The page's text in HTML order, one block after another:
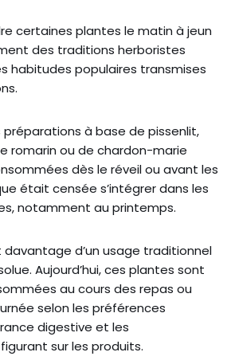
certaines plantes le matin à jeun
des traditions herboristes
habitudes populaires transmises
à base de pissenlit,
romarin ou de chardon-marie
dès le réveil ou avant les
était censée s’intégrer dans les
notamment au printemps.
davantage d’un usage traditionnel
Aujourd’hui, ces plantes sont
au cours des repas ou
selon les préférences
digestive et les
sur les produits.